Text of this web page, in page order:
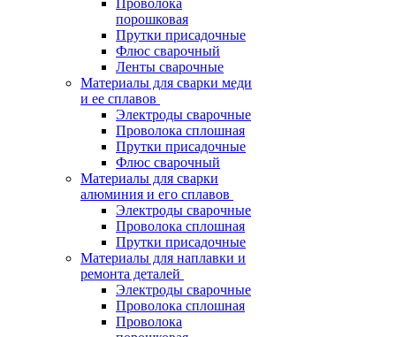
Проволока
порошковая
Прутки присадочные
Флюс сварочный
Ленты сварочные
Материалы для сварки меди
и ее сплавов
Электроды сварочные
Проволока сплошная
Прутки присадочные
Флюс сварочный
Материалы для сварки
алюминия и его сплавов
Электроды сварочные
Проволока сплошная
Прутки присадочные
Материалы для наплавки и
ремонта деталей
Электроды сварочные
Проволока сплошная
Проволока